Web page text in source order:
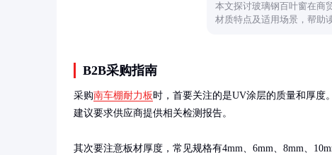
本文探讨玻璃钢百叶窗在商
材质特点及适用场景，帮助
B2B采购指南
采购南车棚耐力板 时，首要关注的是UV涂层的质量和厚度
建议要求供应商提供相关检测报告。
其次要注意板材厚度，常见规格有4mm、6mm、8mm、